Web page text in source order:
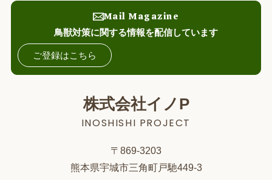
株式会社イノP
INOSHISHI PROJECT
〒869-3203
熊本県宇城市三角町戸馳449-3
Mail Magazine
鳥獣対策に関する情報を配信しています
ご登録はこちら